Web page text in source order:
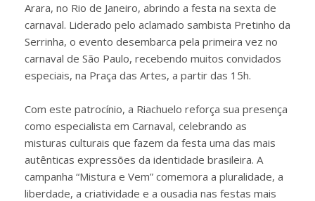
Arara, no Rio de Janeiro, abrindo a festa na sexta de
carnaval. Liderado pelo aclamado sambista Pretinho da
Serrinha, o evento desembarca pela primeira vez no
carnaval de São Paulo, recebendo muitos convidados
especiais, na Praça das Artes, a partir das 15h.
Com este patrocínio, a Riachuelo reforça sua presença
como especialista em Carnaval, celebrando as
misturas culturais que fazem da festa uma das mais
autênticas expressões da identidade brasileira. A
campanha “Mistura e Vem” comemora a pluralidade, a
liberdade, a criatividade e a ousadia nas festas mais